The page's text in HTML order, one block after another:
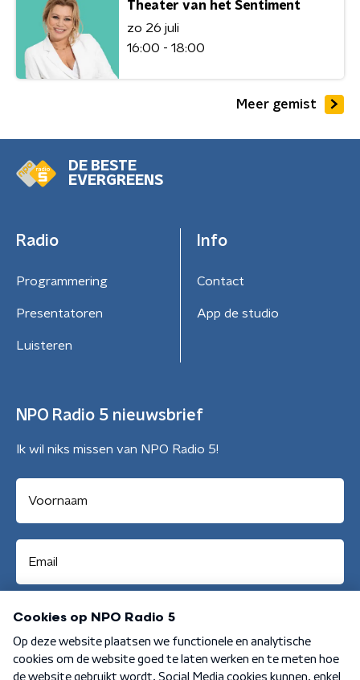
Theater van het Sentiment
zo 26 juli
16:00 - 18:00
Meer gemist
DE BESTE
EVERGREENS
Radio
Programmering
Presentatoren
Luisteren
Info
Contact
App de studio
NPO Radio 5 nieuwsbrief
Ik wil niks missen van NPO Radio 5!
Aanmelden